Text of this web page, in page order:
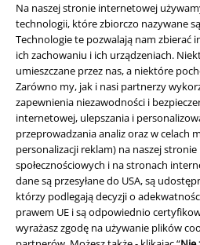
Na naszej stronie internetowej
technologii, które zbiorczo nazywane
Technologie te pozwalają nam zbierać
ich zachowaniu i ich urządzeniach.
umieszczane przez nas, a niektóre
Zarówno my, jak i nasi partnerzy
zapewnienia niezawodności i
internetowej, ulepszania i
przeprowadzania analiz oraz w celach
personalizacji reklam) na naszej
społecznościowych i na stronach
dane są przesyłane do USA, są
którzy podlegają decyzji o
prawem UE i są odpowiednio
wyrażasz zgodę na używanie plików
O EMP
Programy partnerskie
Zrównoważony rózwój